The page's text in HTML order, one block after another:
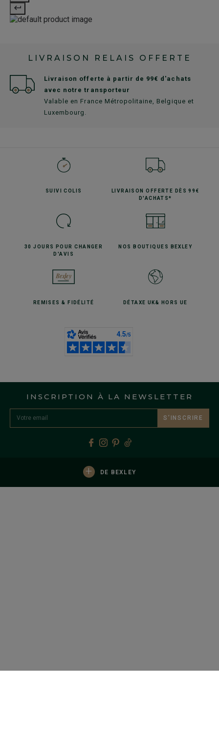
LIVRAISON RELAIS OFFERTE
Livraison offerte à partir de 99€ d'achats
avec notre transporteur
Valable en France Métropolitaine, Belgique et
Luxembourg.
SUIVICOLIS LIVRAISON OFFERTE
DÈS 99€
D'ACHATS*
30 JOURS POURCHANGER
D'AVIS
NOS BOUTIQUES BEXLEY
REMISES& FIDÉLITÉ DÉTAXE UK& HORS UE
INSCRIPTION À LA NEWSLETTER
S’INSCRIRE
+ DE BEXLEY